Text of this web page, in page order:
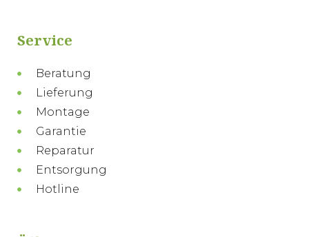
Service
Beratung
Lieferung
Montage
Garantie
Reparatur
Entsorgung
Hotline